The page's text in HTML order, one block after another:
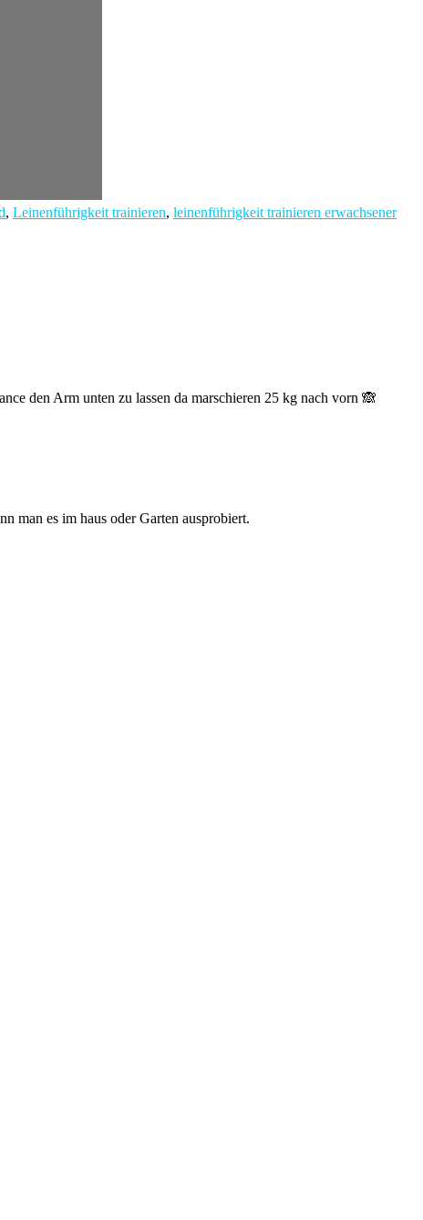
, Leinenführigkeit trainieren, leinenführigkeit trainieren erwachsener
den Arm unten zu lassen da marschieren 25 kg nach vorn 🙈
man es im haus oder Garten ausprobiert.